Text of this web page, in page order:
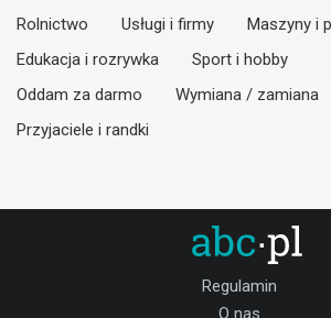
Rolnictwo
Usługi i firmy
Maszyny i
Edukacja i rozrywka
Sport i hobby
Oddam za darmo
Wymiana / zamiana
Przyjaciele i randki
Regulamin
O nas